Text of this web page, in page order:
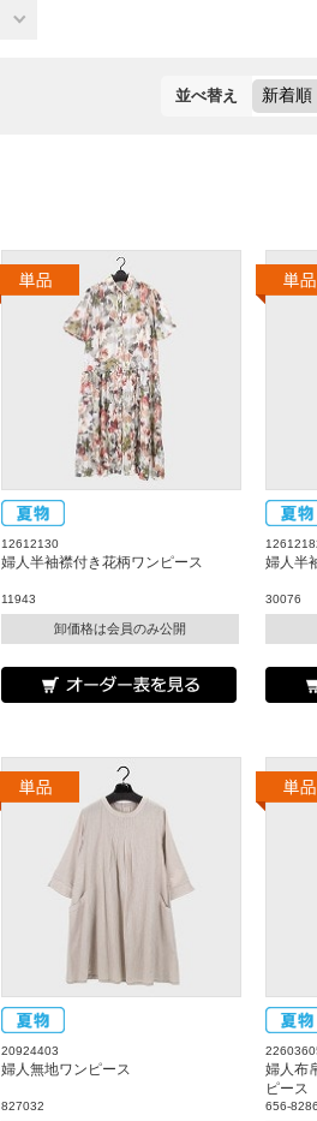
並べ替え
12612130
婦人半袖襟付き花柄ワンピース
11943
卸価格は会員のみ公開
婦人半
30076
20924403
婦人無地ワンピース
827032
婦人布
ピース
656-